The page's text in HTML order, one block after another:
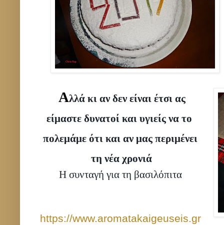
Αλλά κι αν δεν είναι έτσι ας
είμαστε δυνατοί και υγιείς να το
πολεμάμε ότι και αν μας περιμένει
τη νέα χρονιά
Η συνταγή για τη βασιλόπιτα
https://www.aromatakaigeuseis.gr